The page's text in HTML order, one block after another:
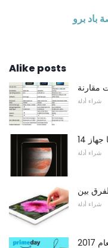
Alike posts
مقارنة
شراء أدلة
شراء أدلة
شراء أدلة